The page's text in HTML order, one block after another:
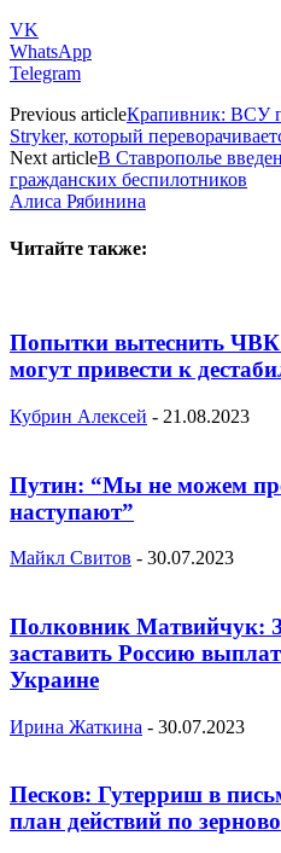
VK
WhatsApp
Telegram
Previous articleКрапивник: ВСУ
Stryker, который
Next articleВ Ставрополье
гражданских беспилотников
Алиса Рябинина
Читайте также:
Попытки вытеснить
могут привести к
Кубрин Алексей - 21.08.2023
Путин: “Мы не можем
наступают”
Майкл Свитов - 30.07.2023
Полковник Матвийчук:
заставить Россию
Украине
Ирина Жаткина - 30.07.2023
Песков: Гутерриш в
план действий по